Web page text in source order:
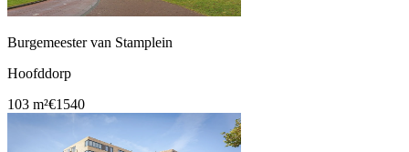
Burgemeester van Stamplein
Hoofddorp
103 m²€1540